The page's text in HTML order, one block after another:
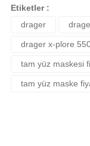
Görüş ve önerileriniz
Ürün resmi
Ürün
Etiketler :
drager
drager x-plore
tam yüz maskesi
tam yüz maske